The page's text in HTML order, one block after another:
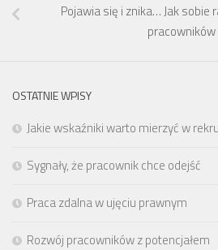
Pojawia się i znika… Jak sobie
pracowników
OSTATNIE WPISY
Jakie wskaźniki warto mierzyć w
Sygnały, że pracownik chce odejść
Praca zdalna w ujęciu prawnym
Rozwój pracowników z potencjałem